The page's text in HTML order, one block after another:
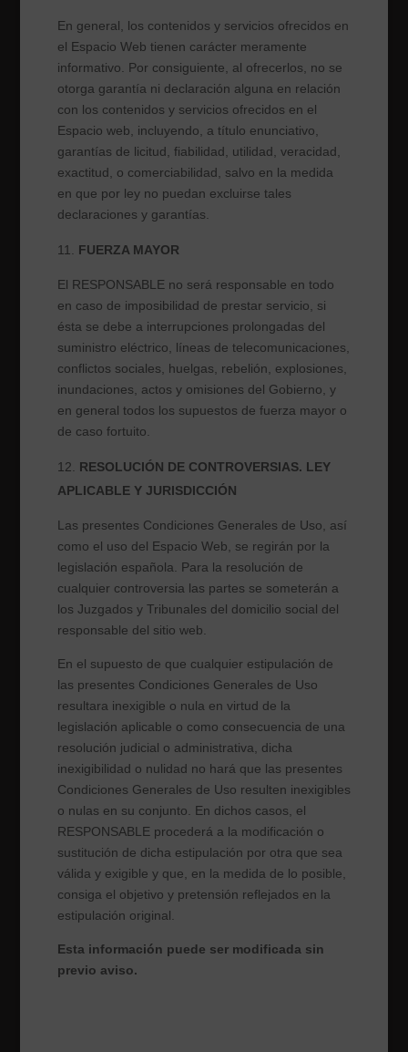
En general, los contenidos y servicios ofrecidos en
el Espacio Web tienen carácter meramente
informativo. Por consiguiente, al ofrecerlos, no se
otorga garantía ni declaración alguna en relación
con los contenidos y servicios ofrecidos en el
Espacio web, incluyendo, a título enunciativo,
garantías de licitud, fiabilidad, utilidad, veracidad,
exactitud, o comerciabilidad, salvo en la medida
en que por ley no puedan excluirse tales
declaraciones y garantías.
FUERZA MAYOR
El RESPONSABLEno será responsable en todo
en caso de imposibilidad de prestar servicio, si
ésta se debe a interrupciones prolongadas del
suministro eléctrico, líneas de telecomunicaciones,
conflictos sociales, huelgas, rebelión, explosiones,
inundaciones, actos y omisiones del Gobierno, y
en general todos los supuestos de fuerza mayor o
de caso fortuito.
RESOLUCIÓN DE CONTROVERSIAS. LEY
APLICABLE Y JURISDICCIÓN
Las presentes Condiciones Generales de Uso, así
como el uso del Espacio Web, se regirán por la
legislación española. Para la resolución de
cualquier controversia las partes se someterán a
los Juzgados y Tribunales del domicilio social del
responsable del sitio web.
En el supuesto de que cualquier estipulación de
las presentes Condiciones Generales de Uso
resultara inexigible o nula en virtud de la
legislación aplicable o como consecuencia de una
resolución judicial o administrativa, dicha
inexigibilidad o nulidad no hará que las presentes
Condiciones Generales de Uso resulten inexigibles
o nulas en su conjunto. En dichos casos, el
RESPONSABLE procederá a la modificación o
sustitución de dicha estipulación por otra que sea
válida y exigible y que, en la medida de lo posible,
consiga el objetivo y pretensión reflejados en la
estipulación original.
Esta información puede ser modificada sin
previo aviso.